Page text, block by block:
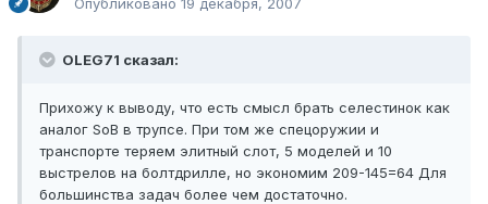
OLEG71 сказал:
Прихожу к выводу, что есть смысл брать селестинок как
аналог SoB в трупсе. При том же спецоружии и
транспорте теряем элитный слот, 5 моделей и 10
выстрелов на болтдрилле, но экономим 209-145=64 Для
большинства задач более чем достаточно.